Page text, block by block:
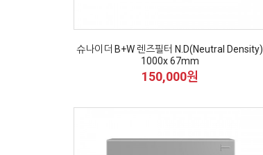
슈나이더 B+W 렌즈필터 N.D(Neutral Density)
1000x 67mm
150,000원